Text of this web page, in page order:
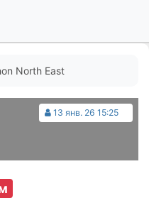
North East
13 янв. 26 15:25